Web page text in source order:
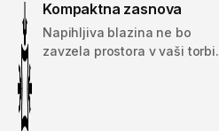
Kompaktna zasnova
Napihljiva blazina ne bo
zavzela prostora v vaši torbi.